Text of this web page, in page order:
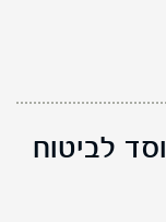
לביטוח